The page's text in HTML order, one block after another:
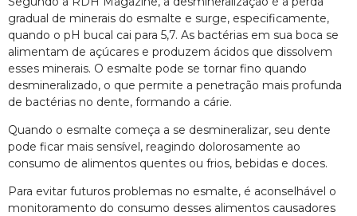
gradual de minerais do esmalte e surge, especificamente,
quando o pH bucal cai para 5,7. As bactérias em sua boca se
alimentam de açúcares e produzem ácidos que dissolvem
esses minerais. O esmalte pode se tornar fino quando
desmineralizado, o que permite a penetração mais profunda
de bactérias no dente, formando a cárie.
Quando o esmalte começa a se desmineralizar, seu dente
pode ficar mais sensível, reagindo dolorosamente ao
consumo de alimentos quentes ou frios, bebidas e doces.
Para evitar futuros problemas no esmalte, é aconselhável o
monitoramento do consumo desses alimentos causadores